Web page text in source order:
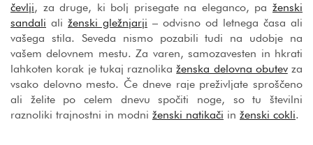
čevlji, za druge, ki bolj prisegate na eleganco, pa ženski
sandali ali ženski gležnjarji – odvisno od letnega časa ali
vašega stila. Seveda nismo pozabili tudi na udobje na
vašem delovnem mestu. Za varen, samozavesten in hkrati
lahkoten korak je tukaj raznolikaženska delovna obutevza
vsako delovno mesto. Če dneve raje preživljate sproščeno
ali želite po celem dnevu spočiti noge, so tu številni
raznoliki trajnostni in modni ženski natikači in ženski cokli.